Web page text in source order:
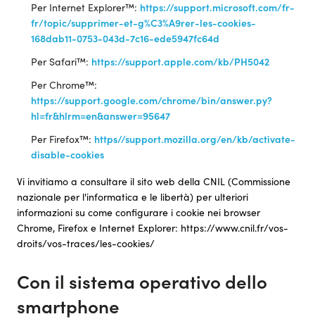
Per Internet Explorer™: https://support.microsoft.com/fr-
fr/topic/supprimer-et-g%C3%A9rer-les-cookies-
168dab11-0753-043d-7c16-ede5947fc64d
Per Safari™: https://support.apple.com/kb/PH5042
Per Chrome™:
https://support.google.com/chrome/bin/answer.py?
hl=fr&hlrm=en&answer=95647
Per Firefox™: https//support.mozilla.org/en/kb/activate-
disable-cookies
Vi invitiamo a consultare il sito web della CNIL (Commissione
nazionale per l'informatica e le libertà) per ulteriori
informazioni su come configurare i cookie nei browser
Chrome, Firefox e Internet Explorer: https://www.cnil.fr/vos-
droits/vos-traces/les-cookies/
Con il sistema operativo dello
smartphone